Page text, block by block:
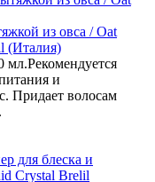
из овса / Oat
(Италия)
и
Придает волосам